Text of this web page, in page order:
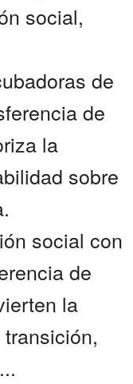
social,
de
de
la
sobre
social con
de
la